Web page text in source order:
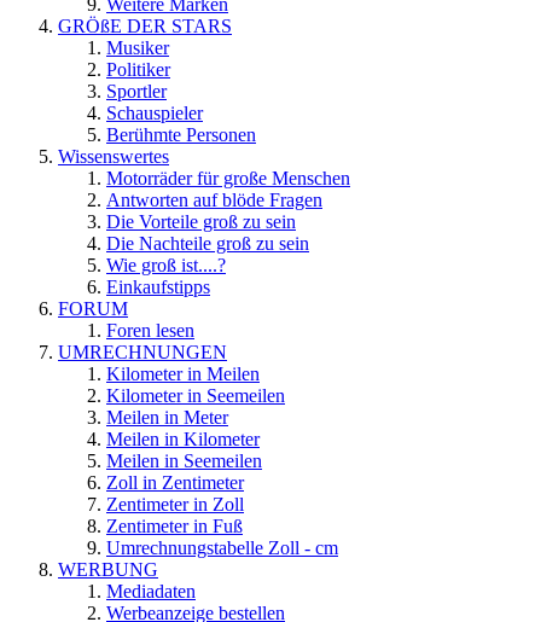
GRÖßE DER STARS
Musiker
Politiker
Sportler
Schauspieler
Berühmte Personen
Wissenswertes
Motorräder für große Menschen
Antworten auf blöde Fragen
Die Vorteile groß zu sein
Die Nachteile groß zu sein
Wie groß ist....?
Einkaufstipps
FORUM
Foren lesen
UMRECHNUNGEN
Kilometer in Meilen
Kilometer in Seemeilen
Meilen in Meter
Meilen in Kilometer
Meilen in Seemeilen
Zoll in Zentimeter
Zentimeter in Zoll
Zentimeter in Fuß
Umrechnungstabelle Zoll - cm
WERBUNG
Mediadaten
Werbeanzeige bestellen